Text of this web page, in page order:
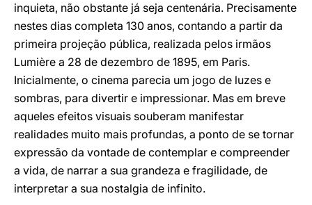
inquieta, não obstante já seja centenária. Precisamente
nestes dias completa 130 anos, contando a partir da
primeira projeção pública, realizada pelos irmãos
Lumière a 28 de dezembro de 1895, em Paris.
Inicialmente, o cinema parecia um jogo de luzes e
sombras, para divertir e impressionar. Mas em breve
aqueles efeitos visuais souberam manifestar
realidades muito mais profundas, a ponto de se tornar
expressão da vontade de contemplar e compreender
a vida, de narrar a sua grandeza e fragilidade, de
interpretar a sua nostalgia de infinito.